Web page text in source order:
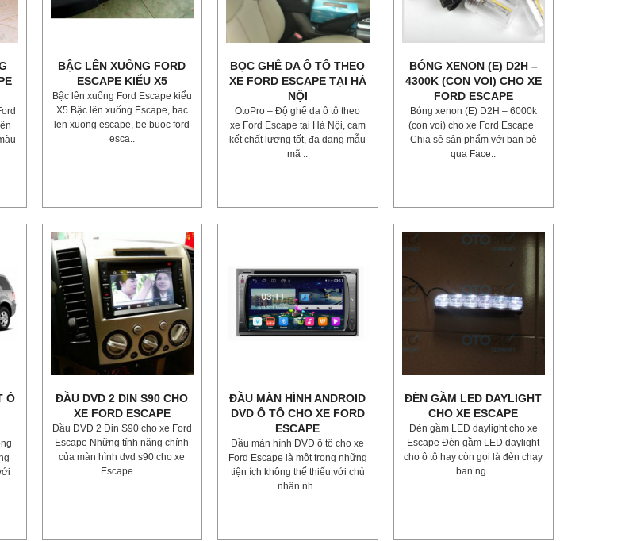
BẬC LÊN XUỐNG FORD
ESCAPE KIỂU X5
Bậc lên xuống Ford Escape kiểu
X5 Bậc lên xuống Escape, bac
len xuong escape, be buoc ford
esca..
BỌC GHẾ DA Ô TÔ THEO
XE FORD ESCAPE TẠI HÀ
NỘI
OtoPro – Độ ghế da ô tô theo
xe Ford Escape tại Hà Nội, cam
kết chất lượng tốt, đa dạng mẫu
mã ..
BÓNG XENON (E) D2H –
4300K (CON VOI) CHO XE
FORD ESCAPE
Bóng xenon (E) D2H – 6000k
(con voi) cho xe Ford Escape
Chia sẻ sản phẩm với bạn bè
qua Face..
Ô
ĐẦU DVD 2 DIN S90 CHO
XE FORD ESCAPE
Đầu DVD 2 Din S90 cho xe Ford
Escape Những tính năng chính
của màn hình dvd s90 cho xe
Escape ..
ĐẦU MÀN HÌNH ANDROID
DVD Ô TÔ CHO XE FORD
ESCAPE
Đầu màn hình DVD ô tô cho xe
Ford Escape là một trong những
tiện ích không thể thiếu với chủ
nhân nh..
ĐÈN GẦM LED DAYLIGHT
CHO XE ESCAPE
Đèn gầm LED daylight cho xe
Escape Đèn gầm LED daylight
cho ô tô hay còn gọi là đèn chạy
ban ng..